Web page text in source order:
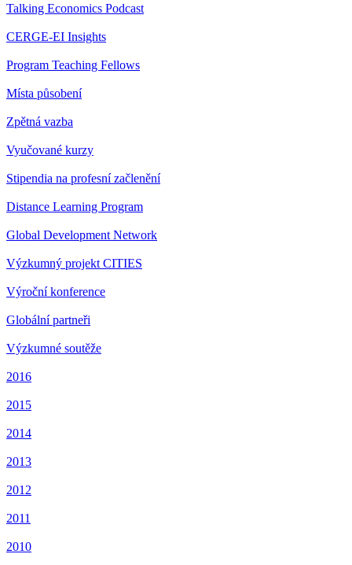
Talking Economics Podcast
CERGE-EI Insights
Program Teaching Fellows
Místa působení
Zpětná vazba
Vyučované kurzy
Stipendia na profesní začlenění
Distance Learning Program
Global Development Network
Výzkumný projekt CITIES
Výroční konference
Globální partneři
Výzkumné soutěže
2016
2015
2014
2013
2012
2011
2010